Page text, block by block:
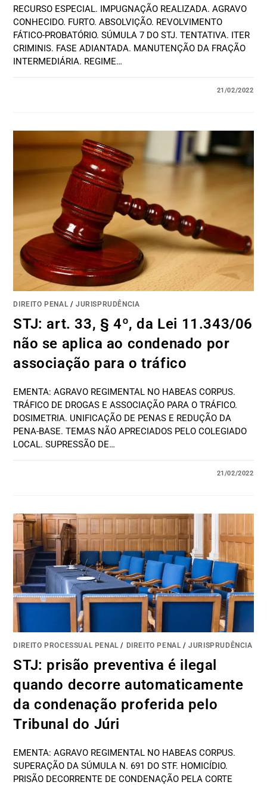
RECURSO ESPECIAL. IMPUGNAÇÃO REALIZADA. AGRAVO
CONHECIDO. FURTO. ABSOLVIÇÃO. REVOLVIMENTO
FÁTICO-PROBATÓRIO. SÚMULA 7 DO STJ. TENTATIVA. ITER
CRIMINIS. FASE ADIANTADA. MANUTENÇÃO DA FRAÇÃO
INTERMEDIÁRIA. REGIME…
21/02/2022
DIREITO PENAL/JURISPRUDÊNCIA
STJ: art. 33, § 4º, da Lei 11.343/06
não se aplica ao condenado por
associação para o tráfico
EMENTA: AGRAVO REGIMENTAL NO HABEAS CORPUS.
TRÁFICO DE DROGAS E ASSOCIAÇÃO PARA O TRÁFICO.
DOSIMETRIA. UNIFICAÇÃO DE PENAS E REDUÇÃO DA
PENA-BASE. TEMAS NÃO APRECIADOS PELO COLEGIADO
LOCAL. SUPRESSÃO DE…
21/02/2022
DIREITO PROCESSUAL PENAL / DIREITO PENAL /JURISPRUDÊNCIA
STJ: prisão preventiva é ilegal
quando decorre automaticamente
da condenação proferida pelo
Tribunal do Júri
EMENTA: AGRAVO REGIMENTAL NO HABEAS CORPUS.
SUPERAÇÃO DA SÚMULA N. 691 DO STF. HOMICÍDIO.
PRISÃO DECORRENTE DE CONDENAÇÃO PELA CORTE